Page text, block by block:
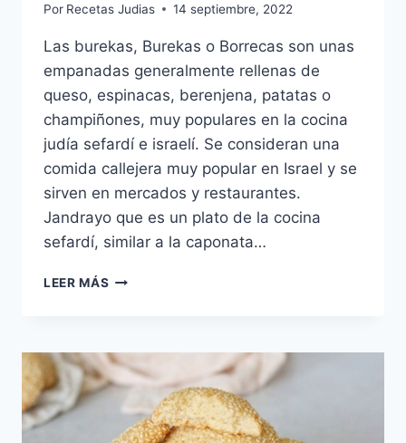
Por Recetas Judias 14 septiembre, 2022
Las burekas, Burekas o Borrecas son unas
empanadas generalmente rellenas de
queso, espinacas, berenjena, patatas o
champiñones, muy populares en la cocina
judía sefardí e israelí. Se consideran una
comida callejera muy popular en Israel y se
sirven en mercados y restaurantes.
Jandrayo que es un plato de la cocina
sefardí, similar a la caponata…
LEER MÁS BURREKAS